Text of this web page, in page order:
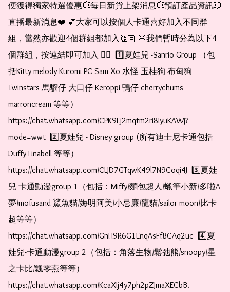
便獲得獨家特選優惠💥每日新貨上架消息💥預訂產品資訊💥
直播最新消息❤️ 💕大家可以按個人卡通喜好加入不同群
組，當然亦歡迎4個群組都加入👏🏻 🌸我們暫時分為以下4
個群組，按連結即可加入 👇🏻  1️⃣夏娃兒 -Sanrio Group （包
括Kitty melody Kuromi PC Sam Xo 水怪 玉桂狗 布甸狗
Twinstars 馬騮仔 大口仔 Keroppi 鴨仔 cherrychums
marroncream 等等）
https://chat.whatsapp.com/CPK9Ej2mqtm2ri8IyuKAWj?
mode=wwt  2️⃣夏娃兒 - Disney group (所有迪士尼卡通包括
Duffy Linabell 等等）
https://chat.whatsapp.com/CLJD7GTqwK49l7N9Coqi4J  3️⃣夏娃
兒-卡通動漫group 1（包括：Miffy/麵包超人/蠟筆小新/多啦A
夢/mofusand 鯊魚貓/娒明阿美/小忌廉/龍貓/sailor moon/比卡
超等等）
https://chat.whatsapp.com/GnH9R6G1EnqAsFfBCAq2uc  4️⃣夏
娃兒-卡通動漫group 2（包括：角落生物/鬆弛熊/snoopy/星
之卡比/飄零燕等等）
https://chat.whatsapp.com/KcaXIj4y7ph2pZJmaXECbB.